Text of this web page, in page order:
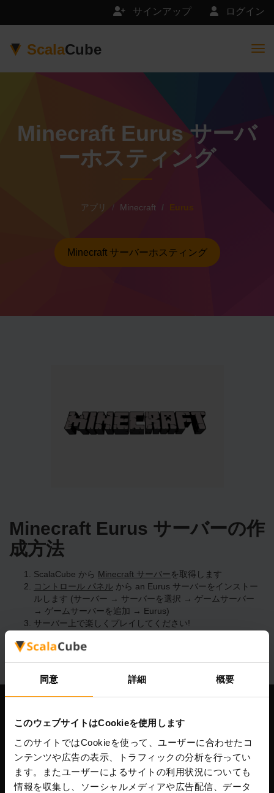
同意 詳細 概要
このウェブサイトはCookieを使用します
このサイトではCookieを使って、ユーザーに合わせたコ
ンテンツや広告の表示、トラフィックの分析を行ってい
ます。またユーザーによるサイトの利用状況についても
情報を収集し、ソーシャルメディアや広告配信、データ
ログイン
サインアップ
ScalaCube
Minecraft Eurus サーバ
ーホスティング
アプリ Minecraft Eurus
Minecraft サーバーホスティング
Minecraft Eurus サーバーの作
成方法
ScalaCube から Minecraft サーバーを取得します
コントロール パネル から an Eurus サーバーをインストー
ルします (サーバー → サーバーを選択 → ゲームサーバー
→ ゲームサーバーを追加 → Eurus)
サーバー上で楽しくプレイしてください!
Scalable Hosting Solutions OÜ
登録コード: 14652605